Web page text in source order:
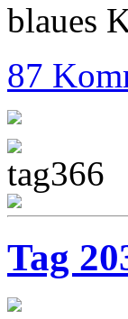
blaues
87
Tag